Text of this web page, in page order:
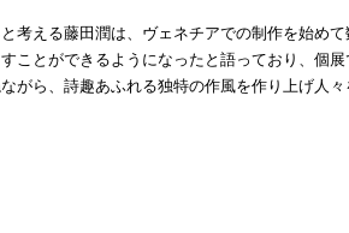
考える藤田潤は、ヴェネチアでの制作を始めて
ことができるようになったと語っており、個
がら、詩趣あふれる独特の作風を作り上げ人々